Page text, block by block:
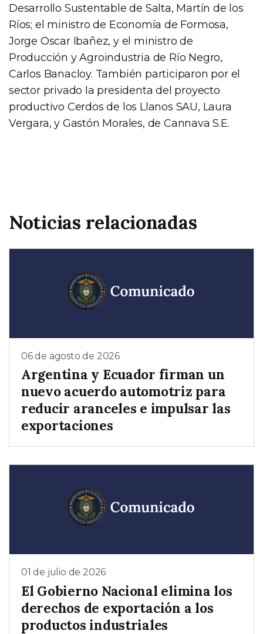
Desarrollo Sustentable de Salta, Martín de los
Ríos; el ministro de Economía de Formosa,
Jorge Oscar Ibañez, y el ministro de
Producción y Agroindustria de Río Negro,
Carlos Banacloy. También participaron por el
sector privado la presidenta del proyecto
productivo Cerdos de los Llanos SAU, Laura
Vergara, y Gastón Morales, de Cannava S.E.
Noticias relacionadas
06 de agosto de 2026
Argentina y Ecuador firman un
nuevo acuerdo automotriz para
reducir aranceles e impulsar las
exportaciones
01 de julio de 2026
El Gobierno Nacional elimina los
derechos de exportación a los
productos industriales